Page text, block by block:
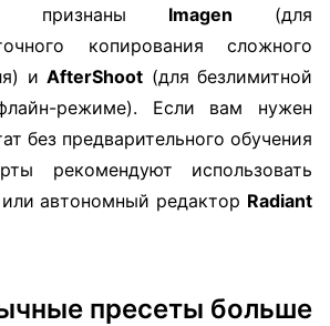
признаны Imagen (для
копирования сложного
иAfterShoot (для безлимитной
режиме). Если вам нужен
без предварительного обучения
рекомендуют использовать
автономный редактор Radiant
пресеты больше